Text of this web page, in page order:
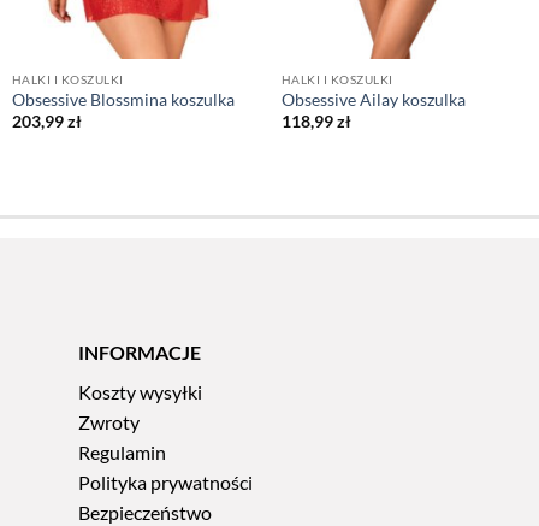
HALKI I KOSZULKI
Obsessive Blossmina koszulka
203,99zł
HALKI I KOSZULKI
Obsessive Ailay koszulka
118,99zł
INFORMACJE
Koszty wysyłki
Zwroty
Regulamin
Polityka prywatności
Bezpieczeństwo